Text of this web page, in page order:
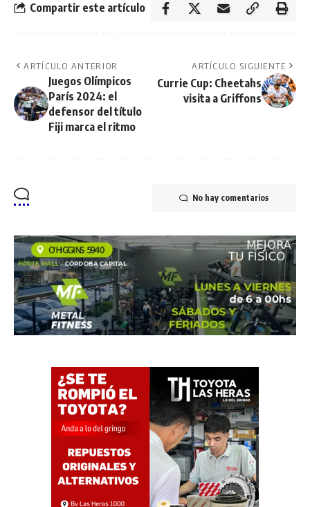
Compartir este artículo
ARTÍCULO ANTERIOR
Juegos Olímpicos
París 2024: el
defensor del título
Fiji marca el ritmo
ARTÍCULO SIGUIENTE
Currie Cup: Cheetahs
visita a Griffons
No hay comentarios